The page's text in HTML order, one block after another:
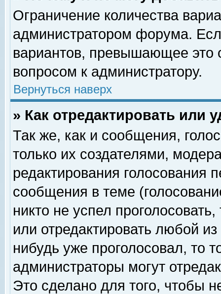
Ограничение количества
администратором форума.
вариантов, превышающее это
вопросом к администратору.
Вернуться наверх
» Как отредактировать или
Так же, как и сообщения,
только их создателями,
редактирования голосования
сообщения в теме
никто не успел
или отредактировать любой
нибудь уже проголосовал, то
администраторы могут
Это сделано для того, чтобы